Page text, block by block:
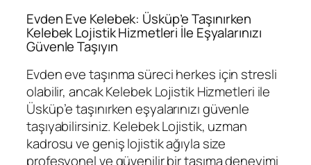
Evden Eve Kelebek: Üsküp’e Taşınırken
Kelebek Lojistik Hizmetleri İle Eşyalarınızı
Güvenle Taşıyın
Evden eve taşınma süreci herkes için stresli
olabilir, ancak Kelebek Lojistik Hizmetleri ile
Üsküp’e taşınırken eşyalarınızı güvenle
taşıyabilirsiniz. Kelebek Lojistik, uzman
kadrosu ve geniş lojistik ağıyla size
profesyonel ve güvenilir bir taşıma deneyimi